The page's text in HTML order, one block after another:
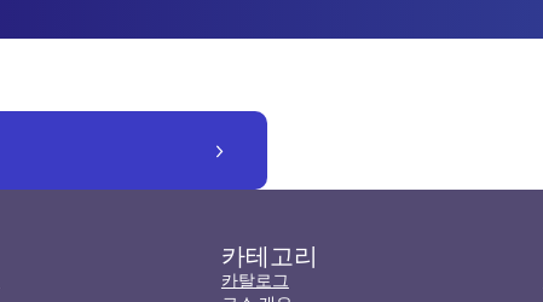
카테고리
카탈로그